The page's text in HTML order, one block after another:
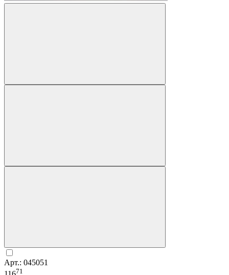
Арт.: 045051
71